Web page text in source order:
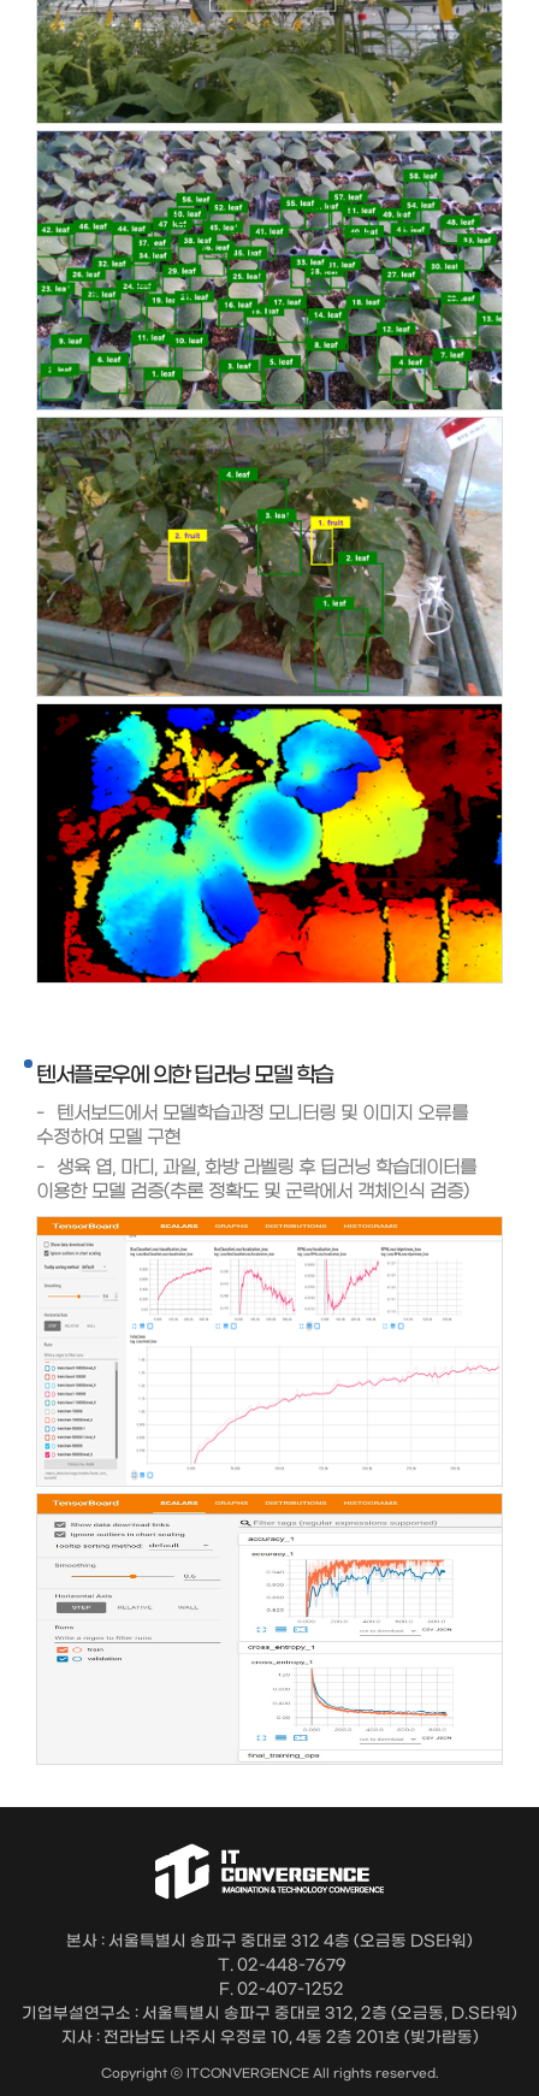
텐서플로우에 의한 딥러닝 모델 학습
텐서보드에서 모델학습과정 모니터링 및 이미지 오류를
수정하여 모델 구현
생육 엽, 마디, 과일, 화방 라벨링 후 딥러닝 학습데이터를
이용한 모델 검증(추론 정확도 및 군락에서 객체인식 검증)
본사 : 서울특별시 송파구 중대로 312 4층 (오금동 DS타워)
T. 02-448-7679
F. 02-407-1252
기업부설연구소 : 서울특별시 송파구 중대로 312, 2층 (오금동, D.S타워)
지사 : 전라남도 나주시 우정로 10, 4동 2층 201호 (빛가람동)
Copyright ⓒ ITCONVERGENCE All rights reserved.